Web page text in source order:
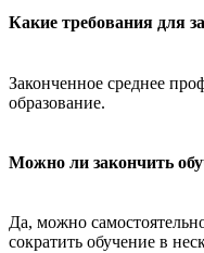
Какие требования для
Законченное среднее
образование.
Можно ли закончить
Да, можно
сократить обучение в